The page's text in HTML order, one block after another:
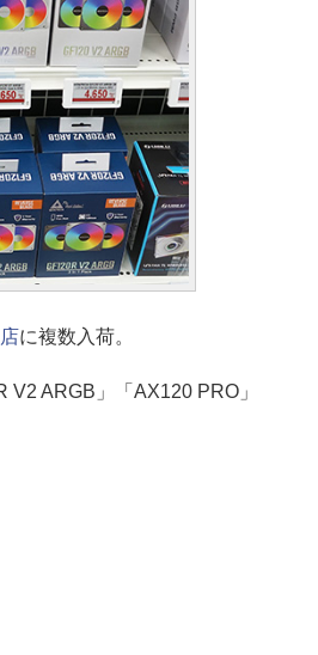
に複数入荷。
ARGB」「AX120 PRO」